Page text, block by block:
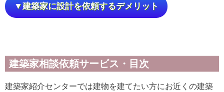
▼建築家に設計を依頼するデメリット
建築家相談依頼サービス・目次
建築家紹介センターでは建物を建てたい方にお近くの建築